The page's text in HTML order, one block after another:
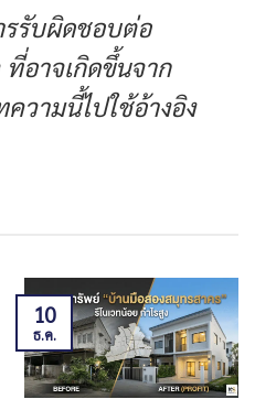
รรับผิดชอบต่อ
ที่อาจเกิดขึ้นจาก
วามนี้ไปใช้อ้างอิง
10
ธ.ค.